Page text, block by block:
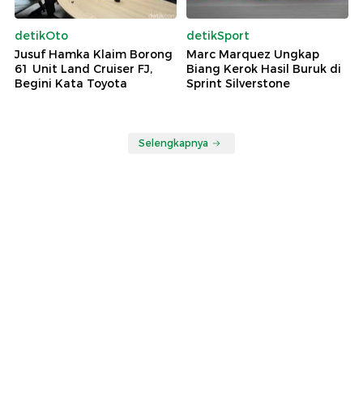
detikOto
Jusuf Hamka Klaim Borong
61 Unit Land Cruiser FJ,
Begini Kata Toyota
detikSport
Marc Marquez Ungkap
Biang Kerok Hasil Buruk di
Sprint Silverstone
Selengkapnya